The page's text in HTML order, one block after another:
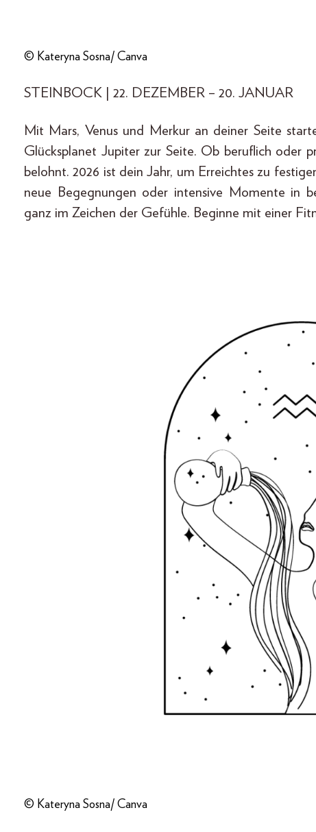
© Kateryna Sosna/ Canva
STEINBOCK | 22. DEZEMBER – 20. JANUAR
Mit Mars, Venus und Merkur an deiner Seite
Glücksplanet Jupiter zur Seite. Ob beruflich oder
belohnt. 2026 ist dein Jahr, um Erreichtes zu
neue Begegnungen oder intensive Momente in
ganz im Zeichen der Gefühle. Beginne mit einer
© Kateryna Sosna/ Canva